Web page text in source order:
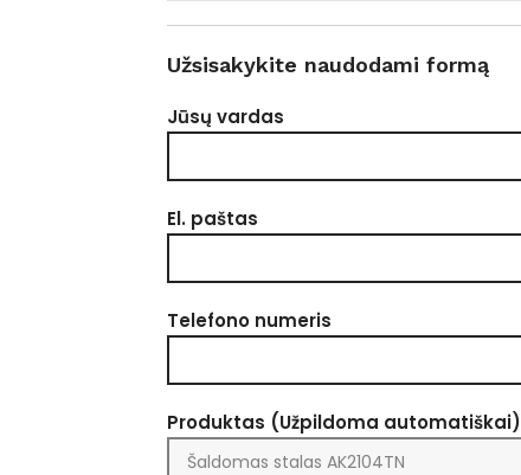
Užsisakykite naudodami formą
Jūsų vardas
El. paštas
Telefono numeris
Produktas (Užpildoma automatiškai)